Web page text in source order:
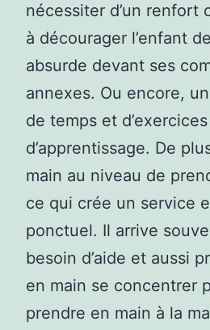
nécessiter d’un
à décourager l’enfant
absurde devant ses
annexes. Ou encore,
de temps et
d’apprentissage. De
main au niveau de
ce qui crée un service
ponctuel. Il arrive
besoin d’aide et aussi
en main se concentrer
prendre en main à la